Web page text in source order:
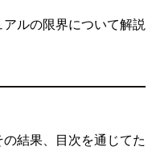
ルの限界について解説
結果、目次を通じてた